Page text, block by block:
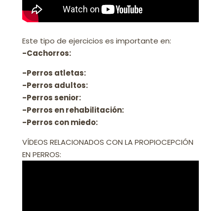
Este tipo de ejercicios es importante en:
-Cachorros:
-Perros atletas:
-Perros adultos:
-Perros senior:
-Perros en rehabilitación:
-Perros con miedo:
VÍDEOS RELACIONADOS CON LA PROPIOCEPCIÓN
EN PERROS: